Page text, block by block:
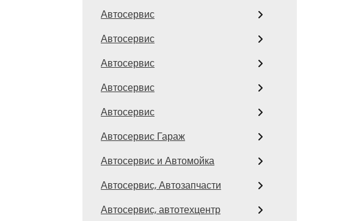
Автосервис
Автосервис
Автосервис
Автосервис
Автосервис
Автосервис Гараж
Автосервис и Автомойка
Автосервис, Автозапчасти
Автосервис, автотехцентр